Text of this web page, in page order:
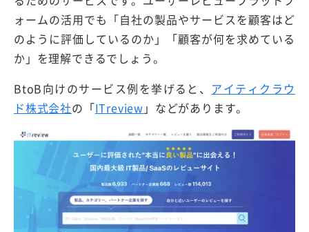
ォームの活用でも「自社の製品やサービスを顧客はど
のように評価しているのか」「顧客が何を求めている
か」を理解できるでしょう。
BtoB向けのサービス例を挙げると、 アイティクラウ
ド株式会社の「ITreview 」などがあります。